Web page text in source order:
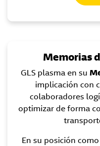
Memorias
GLS plasma en su
implicación con
colaboradores
optimizar de forma
En su posición